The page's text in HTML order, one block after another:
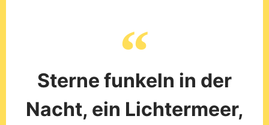
Sterne funkeln in der
Nacht, ein Lichtermeer,